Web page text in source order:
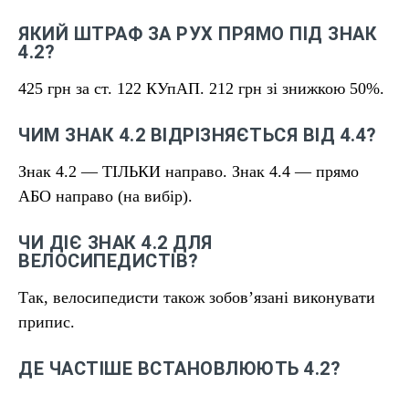
ЯКИЙ ШТРАФ ЗА РУХ ПРЯМО ПІД ЗНАК
4.2?
425 грн за ст. 122 КУпАП. 212 грн зі знижкою 50%.
ЧИМ ЗНАК 4.2 ВІДРІЗНЯЄТЬСЯ ВІД 4.4?
Знак 4.2 — ТІЛЬКИ направо. Знак 4.4 — прямо
АБО направо (на вибір).
ЧИ ДІЄ ЗНАК 4.2 ДЛЯ
ВЕЛОСИПЕДИСТІВ?
Так, велосипедисти також зобов’язані виконувати
припис.
ДЕ ЧАСТІШЕ ВСТАНОВЛЮЮТЬ 4.2?